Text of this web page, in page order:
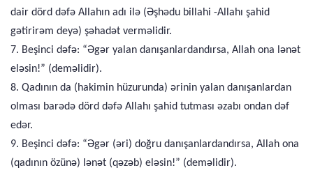
dair dörd dəfə Allahın adı ilə (Əşhədu billahi -Allahı şahid
gətirirəm deyə) şəhadət verməlidir.
7. Beşinci dəfə: “Əgər yalan danışanlardandırsa, Allah ona lənət
eləsin!” (deməlidir).
8. Qadının da (hakimin hüzurunda) ərinin yalan danışanlardan
olması barədə dörd dəfə Allahı şahid tutması əzabı ondan dəf
edər.
9. Beşinci dəfə: “Əgər (əri) doğru danışanlardandırsa, Allah ona
(qadının özünə) lənət (qəzəb) eləsin!” (deməlidir).